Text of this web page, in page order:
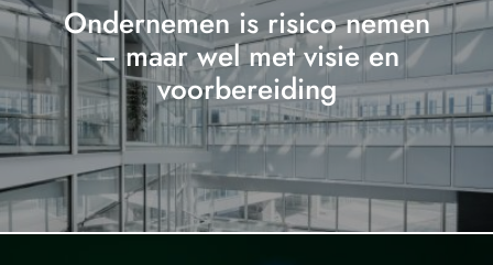
Ondernemen is risico nemen
– maar wel met visie en
voorbereiding